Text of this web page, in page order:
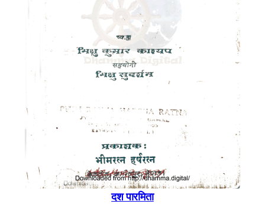
दश पारमिता